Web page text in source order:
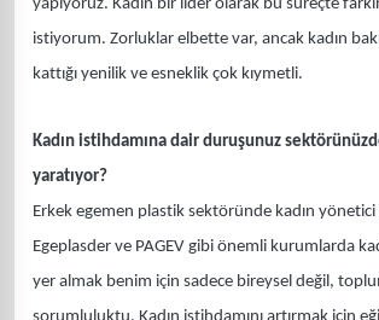
yapıyoruz. Kadın bir lider olarak bu süreçte
istiyorum. Zorluklar elbette var, ancak kadın
kattığı yenilik ve esneklik çok kıymetli.
Kadın istihdamına dair duruşunuz
yaratıyor?
Erkek egemen plastik sektöründe kadın
Egeplasder ve PAGEV gibi önemli kurumlarda
yer almak benim için sadece bireysel değil,